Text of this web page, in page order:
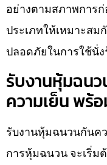
อย่างตามสภาพการก่
ประเภทให้เหมาะส
ปลอดภัยในการใช้นั่
รับงานหุ้มฉน
ความเย็น พร้
รับงานหุ้มฉนวนกันค
การหุ้มฉนวน จะเริ่ม